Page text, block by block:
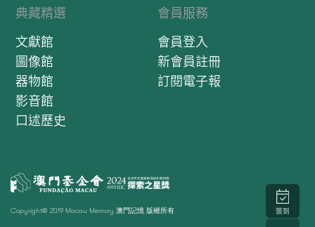
典藏精選
文獻館
圖像館
器物館
影音館
口述歷史
會員服務
會員登入
新會員註冊
訂閱電子報
Copyright© 2019 Macau Memory 澳門記憶 版權所有 簽到